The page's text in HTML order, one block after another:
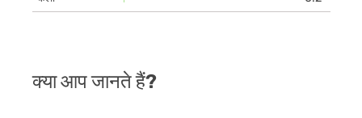
क्या आप जानते हैं?